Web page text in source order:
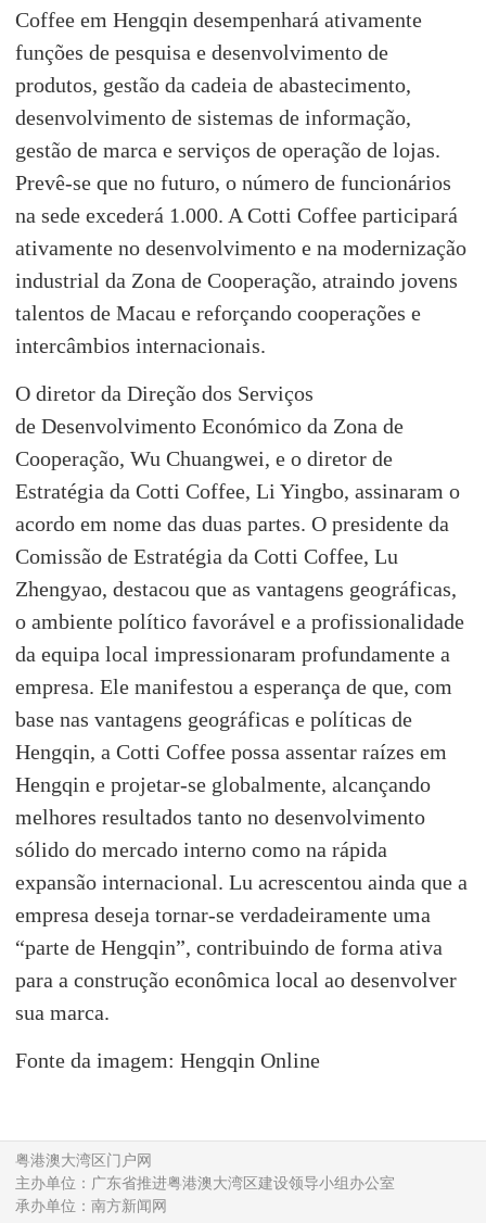
Coffee em Hengqin desempenhará ativamente
funções de pesquisa e desenvolvimento de
produtos, gestão da cadeia de abastecimento,
desenvolvimento de sistemas de informação,
gestão de marca e serviços de operação de lojas.
Prevê-se que no futuro, o número de funcionários
na sede excederá 1.000. A Cotti Coffee participará
ativamente no desenvolvimento e na modernização
industrial da Zona de Cooperação, atraindo jovens
talentos de Macau e reforçando cooperações e
intercâmbios internacionais.
O diretor da Direção dos Serviços
de Desenvolvimento Económico da Zona de
Cooperação, Wu Chuangwei, e o diretor de
Estratégia da Cotti Coffee, Li Yingbo, assinaram o
acordo em nome das duas partes. O presidente da
Comissão de Estratégia da Cotti Coffee, Lu
Zhengyao, destacou que as vantagens geográficas,
o ambiente político favorável e a profissionalidade
da equipa local impressionaram profundamente a
empresa. Ele manifestou a esperança de que, com
base nas vantagens geográficas e políticas de
Hengqin, a Cotti Coffee possa assentar raízes em
Hengqin e projetar-se globalmente, alcançando
melhores resultados tanto no desenvolvimento
sólido do mercado interno como na rápida
expansão internacional. Lu acrescentou ainda que a
empresa deseja tornar-se verdadeiramente uma
“parte de Hengqin”, contribuindo de forma ativa
para a construção econômica local ao desenvolver
sua marca.
Fonte da imagem: Hengqin Online
粤港澳大湾区门户网
主办单位：广东省推进粤港澳大湾区建设领导小组办公室
承办单位：南方新闻网